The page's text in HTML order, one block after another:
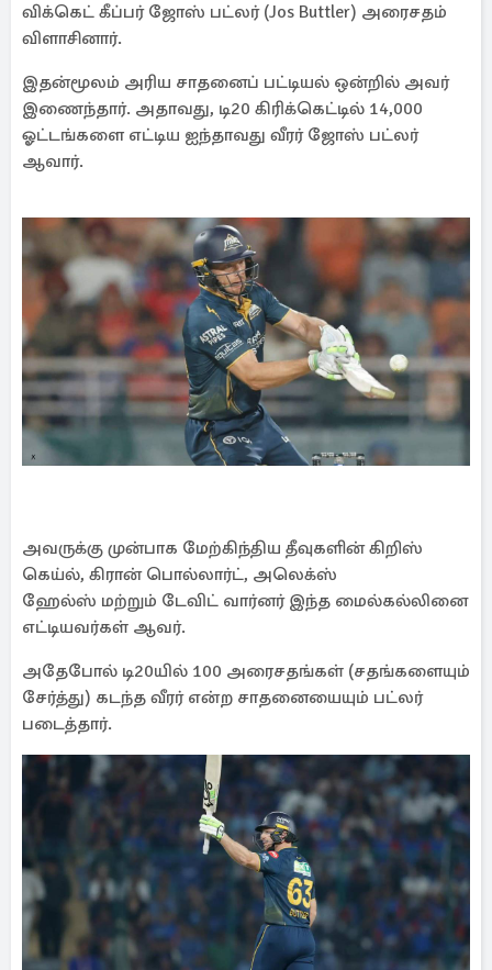
விக்கெட் கீப்பர் ஜோஸ் பட்லர் (Jos Buttler) அரைசதம்
விளாசினார்.
இதன்மூலம் அரிய சாதனைப் பட்டியல் ஒன்றில் அவர்
இணைந்தார். அதாவது, டி20 கிரிக்கெட்டில் 14,000
ஓட்டங்களை எட்டிய ஐந்தாவது வீரர் ஜோஸ் பட்லர்
ஆவார்.
அவருக்கு முன்பாக மேற்கிந்திய தீவுகளின் கிறிஸ்
கெய்ல், கிரான் பொல்லார்ட், அலெக்ஸ்
ஹேல்ஸ் மற்றும் டேவிட் வார்னர் இந்த மைல்கல்லினை
எட்டியவர்கள் ஆவர்.
அதேபோல் டி20யில் 100 அரைசதங்கள் (சதங்களையும்
சேர்த்து) கடந்த வீரர் என்ற சாதனையையும் பட்லர்
படைத்தார்.